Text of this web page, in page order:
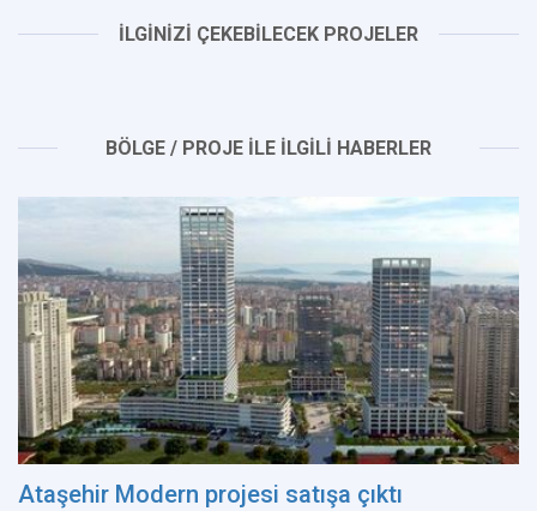
İLGİNİZİ ÇEKEBİLECEK PROJELER
BÖLGE / PROJE İLE İLGİLİ HABERLER
Ataşehir Modern projesi satışa çıktı